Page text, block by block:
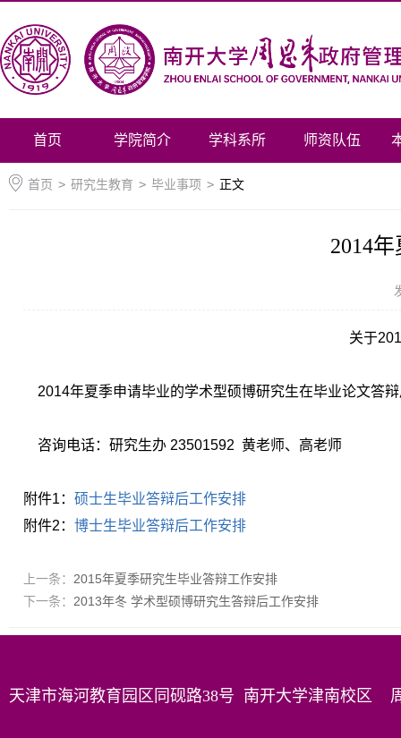
首页 学院简介 学科系所 师资队伍
首页 > 研究生教育 > 毕业事项 > 正文
2014
关于
2014年夏季申请毕业的学术型硕博研究生在毕业论文答
咨询电话：研究生办 23501592 黄老师、高老师
附件1： 硕士生毕业答辩后工作安排
附件2： 博士生毕业答辩后工作安排
上一条： 2015年夏季研究生毕业答辩工作安排
下一条： 2013年冬 学术型硕博研究生答辩后工作安排
天津市海河教育园区同砚路38号 南开大学津南校区